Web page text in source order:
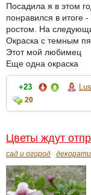
Посадила я в этом
понравился в итоге
ростом. На
Окраска с темным
Этот мой любимец
Еще одна окраска
+23
20
Цветы ждут
сад и огород